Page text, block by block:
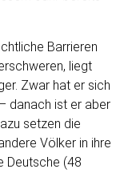
Barrieren
liegt
Zwar hat er sich
danach ist er aber
setzen die
Völker in ihre
Deutsche (48